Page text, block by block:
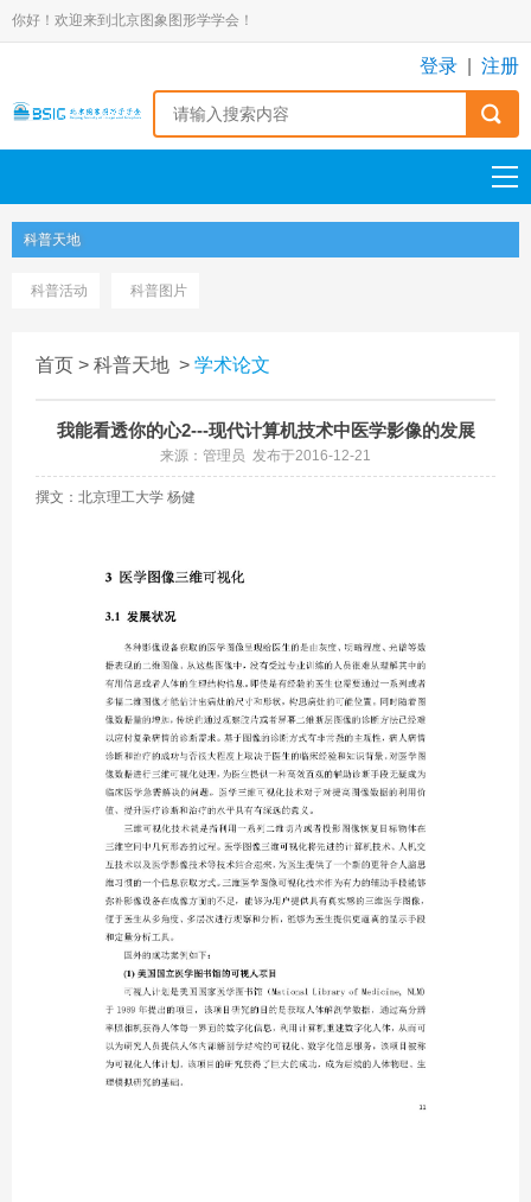
你好！欢迎来到北京图象图形学学会！
登录 注册
科普天地
科普活动 科普图片
首页 > 科普天地 > 学术论文
我能看透你的心2---现代计算机技术中医学影像的发展
来源：管理员 发布于2016-12-21
撰文：北京理工大学 杨健